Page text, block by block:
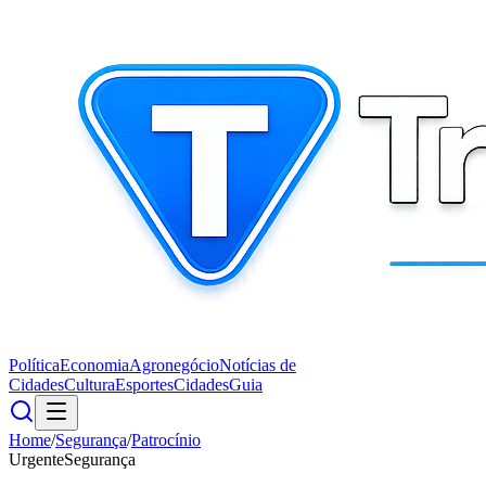
PolíticaEconomiaAgronegócioNotícias de
CidadesCulturaEsportesCidadesGuia
Home/Segurança/Patrocínio
UrgenteSegurança